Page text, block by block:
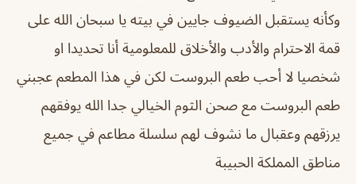
وكأنه يستقبل الضيوف جايين في بيته يا سبحان الله على
قمة الاحترام والأدب والأخلاق للمعلومية أنا تحديدا او
شخصيا لا أحب طعم البروست لكن في هذا المطعم عجبني
طعم البروست مع صحن الثوم ‏الخيالي جدا الله يوفقهم
يرزقهم وعقبال ما نشوف لهم سلسلة مطاعم في جميع
مناطق المملكة الحبيبة